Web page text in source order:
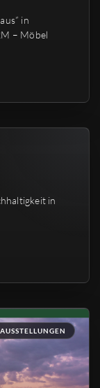
in
– Möbel
in
AUSSTELLUNGEN